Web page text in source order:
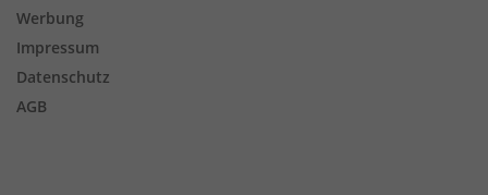
Werbung
Impressum
Datenschutz
AGB